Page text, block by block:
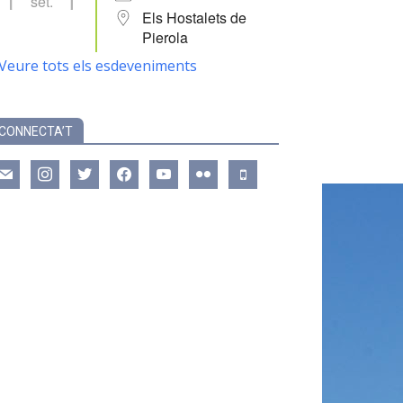
Els Hostalets de
Pierola
tots els esdeveniments
instagramtwitter facebookyoutube flickr mobile